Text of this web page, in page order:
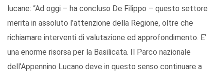
lucane: “Ad oggi – ha concluso De Filippo – questo settore
merita in assoluto l’attenzione della Regione, oltre che
richiamare interventi di valutazione ed approfondimento. E’
una enorme risorsa per la Basilicata. Il Parco nazionale
dell’Appennino Lucano deve in questo senso continuare a